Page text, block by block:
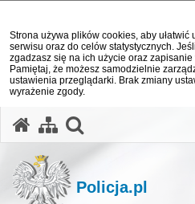
Strona używa plików cookies, aby ułatwić
serwisu oraz do celów statystycznych.
zgadzasz się na ich użycie oraz
Pamiętaj, że możesz samodzielnie
ustawienia przeglądarki. Brak zmiany
wyrażenie zgody.
Policja.pl